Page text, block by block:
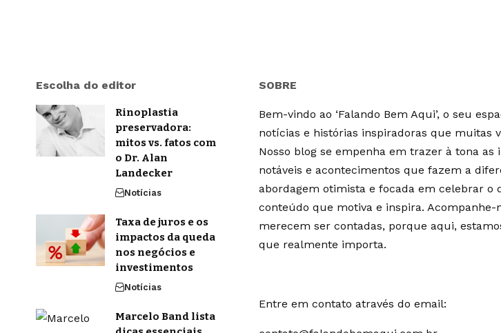
Escolha do editor
Rinoplastia
preservadora:
mitos vs. fatos com
o Dr. Alan
Landecker
Notícias
Taxa de juros e os
impactos da queda
nos negócios e
investimentos
Notícias
Marcelo Band lista
SOBRE
Bem-vindo ao ‘Falando Bem Aqui’, o seu
notícias e histórias inspiradoras que muitas
Nosso blog se empenha em trazer à tona as
notáveis e acontecimentos que fazem a
abordagem otimista e focada em celebrar o
conteúdo que motiva e inspira.
merecem ser contadas, porque aqui,
que realmente importa.
Entre em contato através do email: